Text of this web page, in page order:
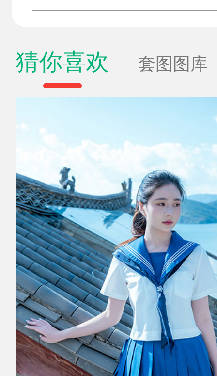
猜你喜欢 套图图库